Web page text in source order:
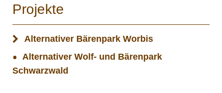
Projekte
Alternativer Bärenpark Worbis
Alternativer Wolf- und Bärenpark
Schwarzwald